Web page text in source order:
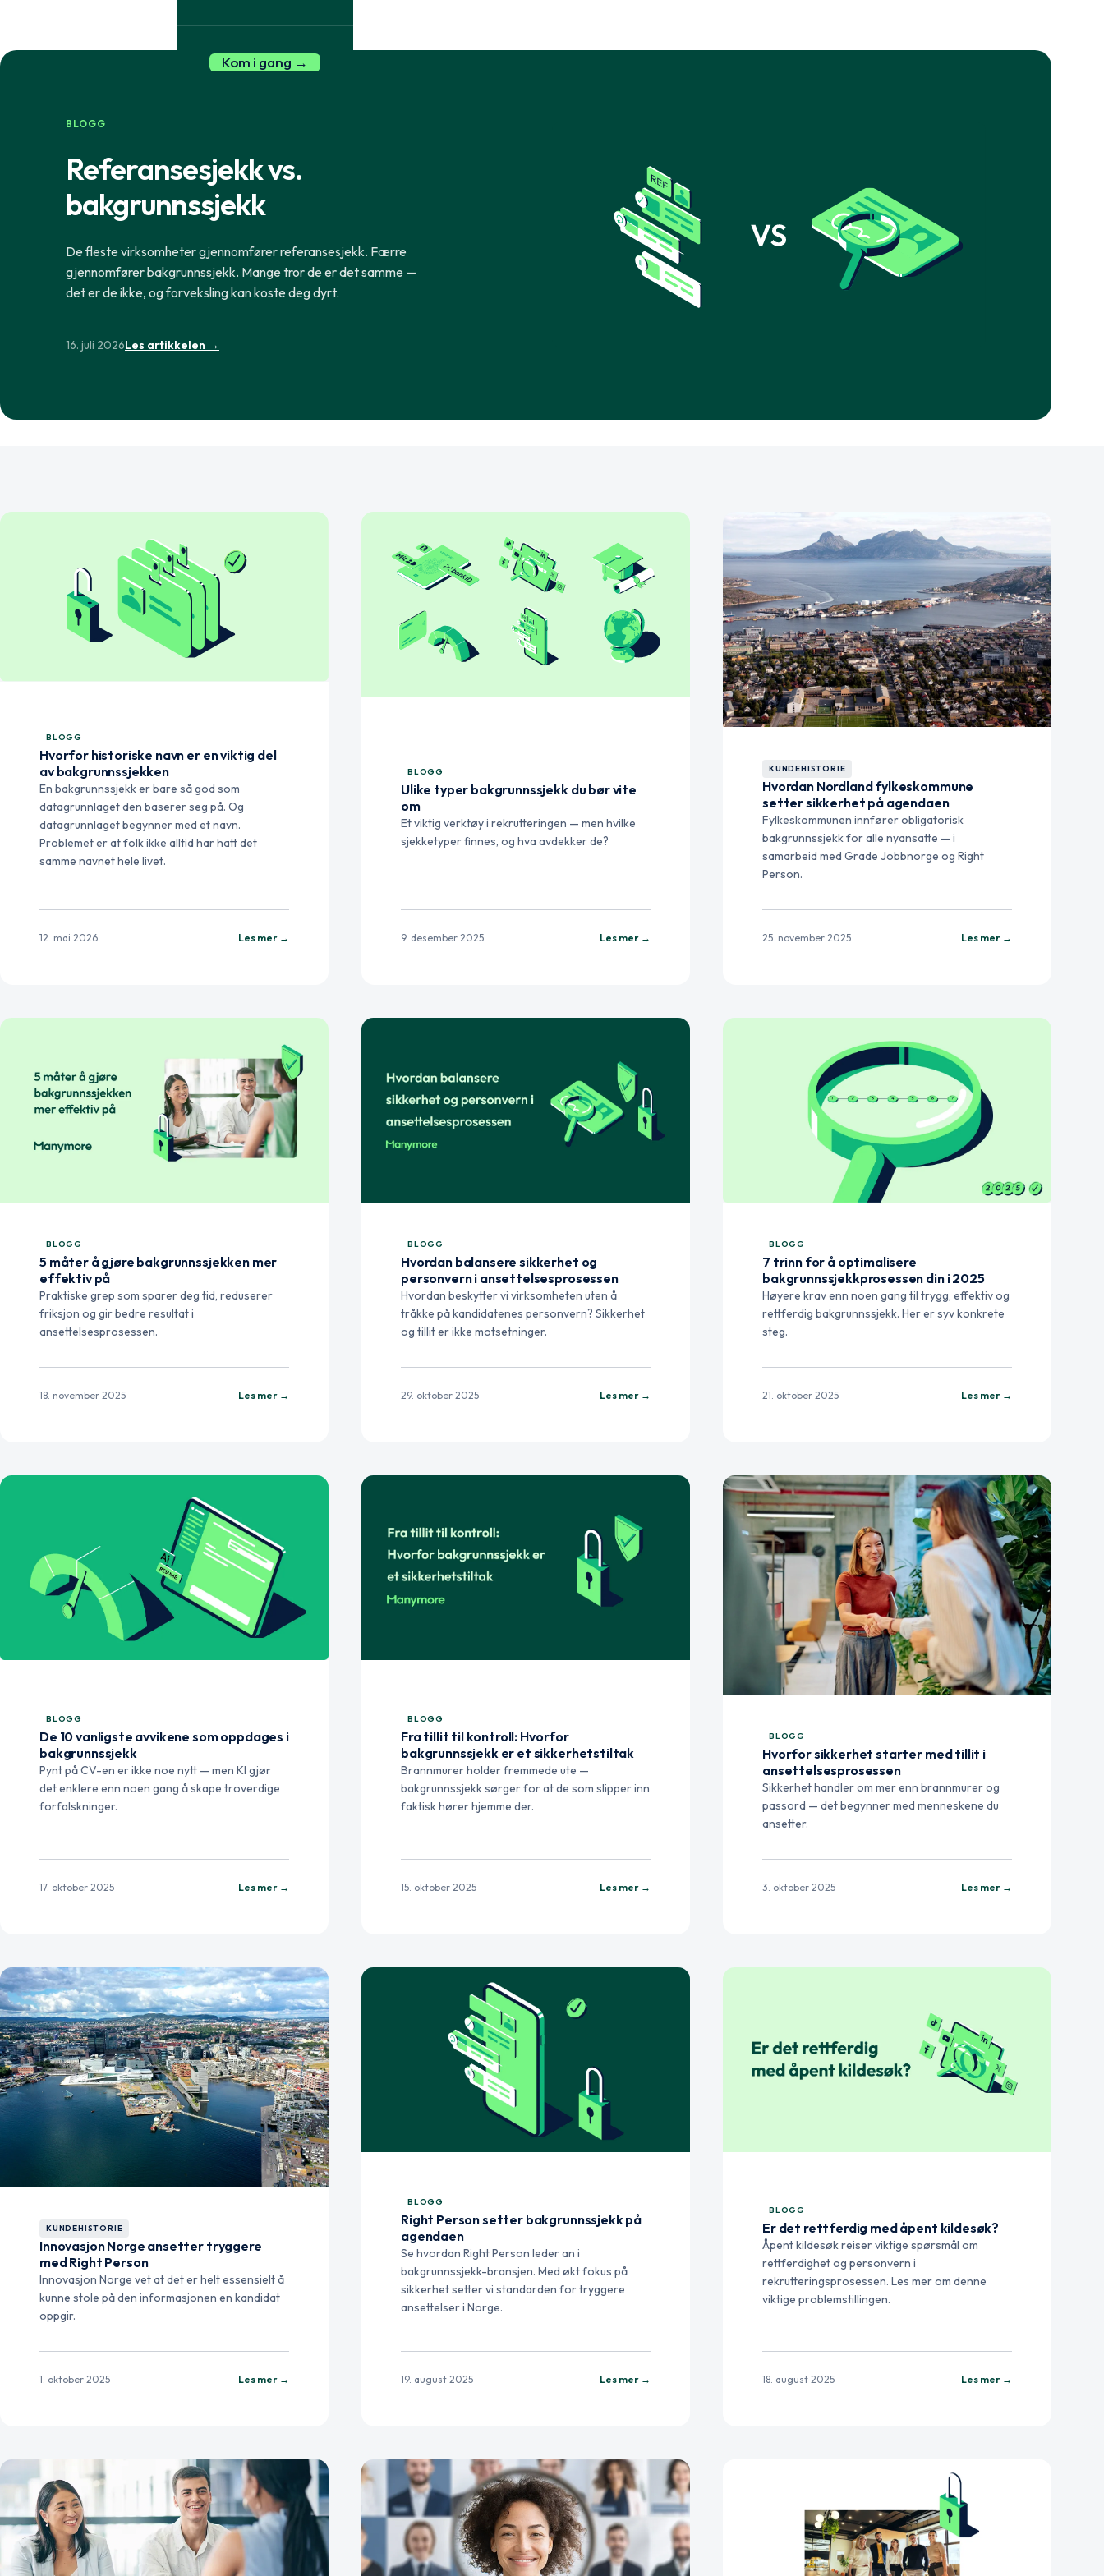
Kom i gang →
Verifisering av utdanning
Referansesjekk
BLOGG
Referansesjekk vs.
bakgrunnssjekk
De fleste virksomheter gjennomfører referansesjekk. Færre
gjennomfører bakgrunnssjekk. Mange tror de er det samme —
det er de ikke, og forveksling kan koste deg dyrt.
16. juli 2026Les artikkelen →
BLOGG
Hvorfor historiske navn er en viktig del
av bakgrunnssjekken
En bakgrunnssjekk er bare så god som
datagrunnlaget den baserer seg på. Og
datagrunnlaget begynner med et navn.
Problemet er at folk ikke alltid har hatt det
samme navnet hele livet.
12. mai 2026 Les mer →
BLOGG
Ulike typer bakgrunnssjekk du bør vite
om
Et viktig verktøy i rekrutteringen — men hvilke
sjekketyper finnes, og hva avdekker de?
9. desember 2025 Les mer →
KUNDEHISTORIE
Hvordan Nordland fylkeskommune
setter sikkerhet på agendaen
Fylkeskommunen innfører obligatorisk
bakgrunnssjekk for alle nyansatte — i
samarbeid med Grade Jobbnorge og Right
Person.
25. november 2025 Les mer →
BLOGG
5 måter å gjøre bakgrunnssjekken mer
effektiv på
Praktiske grep som sparer deg tid, reduserer
friksjon og gir bedre resultat i
ansettelsesprosessen.
18. november 2025 Les mer →
BLOGG
Hvordan balansere sikkerhet og
personvern i ansettelsesprosessen
Hvordan beskytter vi virksomheten uten å
tråkke på kandidatenes personvern? Sikkerhet
og tillit er ikke motsetninger.
29. oktober 2025 Les mer →
BLOGG
7 trinn for å optimalisere
bakgrunnssjekkprosessen din i 2025
Høyere krav enn noen gang til trygg, effektiv og
rettferdig bakgrunnssjekk. Her er syv konkrete
steg.
21. oktober 2025 Les mer →
BLOGG
De 10 vanligste avvikene som oppdages i
bakgrunnssjekk
Pynt på CV-en er ikke noe nytt — men KI gjør
det enklere enn noen gang å skape troverdige
forfalskninger.
17. oktober 2025 Les mer →
BLOGG
Fra tillit til kontroll: Hvorfor
bakgrunnssjekk er et sikkerhetstiltak
Brannmurer holder fremmede ute —
bakgrunnssjekk sørger for at de som slipper inn
faktisk hører hjemme der.
15. oktober 2025 Les mer →
BLOGG
Hvorfor sikkerhet starter med tillit i
ansettelsesprosessen
Sikkerhet handler om mer enn brannmurer og
passord — det begynner med menneskene du
ansetter.
3. oktober 2025 Les mer →
KUNDEHISTORIE
Innovasjon Norge ansetter tryggere
med Right Person
Innovasjon Norge vet at det er helt essensielt å
kunne stole på den informasjonen en kandidat
oppgir.
1. oktober 2025 Les mer →
BLOGG
Right Person setter bakgrunnssjekk på
agendaen
Se hvordan Right Person leder an i
bakgrunnssjekk-bransjen. Med økt fokus på
sikkerhet setter vi standarden for tryggere
ansettelser i Norge.
19. august 2025 Les mer →
BLOGG
Er det rettferdig med åpent kildesøk?
Åpent kildesøk reiser viktige spørsmål om
rettferdighet og personvern i
rekrutteringsprosessen. Les mer om denne
viktige problemstillingen.
18. august 2025 Les mer →